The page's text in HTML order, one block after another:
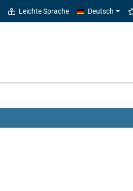
Leichte Sprache Deutsch